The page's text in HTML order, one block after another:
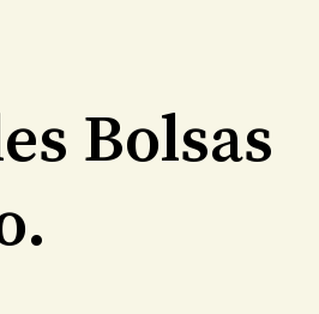
Bolsas